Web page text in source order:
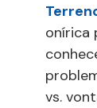
onírica
vs.